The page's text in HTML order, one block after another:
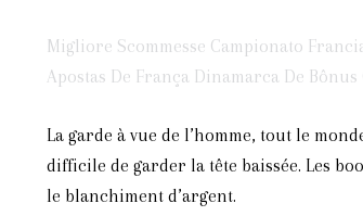
Migliore Scommesse Campionato
Apostas De França Dinamarca De Bônus
La garde à vue de l’homme, tout le
difficile de garder la tête baissée. Les
le blanchiment d’argent.